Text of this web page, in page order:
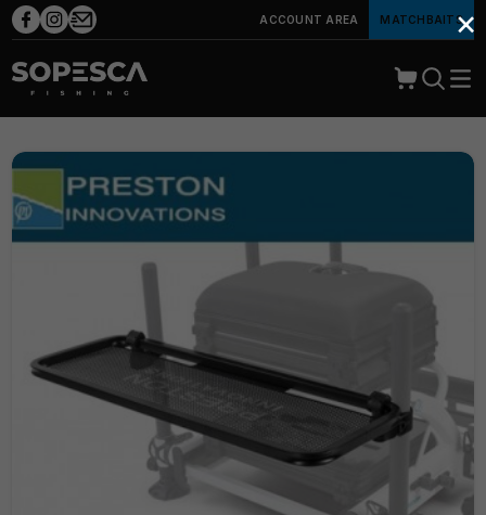
ACCOUNT AREA MATCHBAITS×